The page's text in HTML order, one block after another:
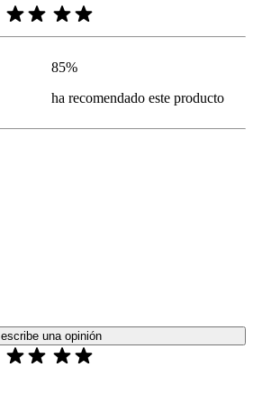
85%
ha recomendado este producto
escribe una opinión